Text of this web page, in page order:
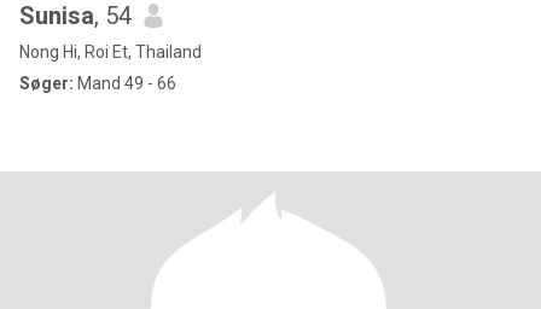
Sunisa, 54
Nong Hi, Roi Et, Thailand
Søger: Mand 49 - 66